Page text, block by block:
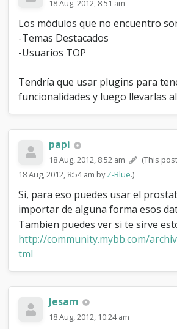
18 Aug, 2012, 8:51 am
Los módulos que no encuentro
-Temas Destacados
-Usuarios TOP
Tendría que usar plugins para
funcionalidades y luego llevarlas
papi
18 Aug, 2012, 8:52 am
(This
18 Aug, 2012, 8:54 am byZ-Blue.)
Si, para eso puedes usar el
importar de alguna forma esos
Tambien puedes ver si te sirve
http://community.mybb.com/
tml
Jesam
18 Aug, 2012, 10:24 am